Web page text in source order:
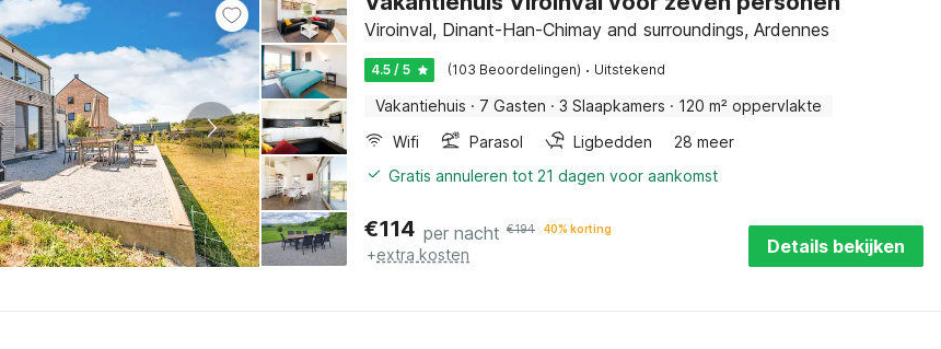
Viroinval, Dinant-Han-Chimay and surroundings, Ardennes
4.5 / 5 (103 Beoordelingen) · Uitstekend
Vakantiehuis · 7 Gasten · 3 Slaapkamers · 120 m² oppervlakte
Wifi
Parasol Ligbedden
28 meer
Gratis annuleren tot 21 dagen voor aankomst
€114 per nacht €194 40% korting
+extra kosten Details bekijken